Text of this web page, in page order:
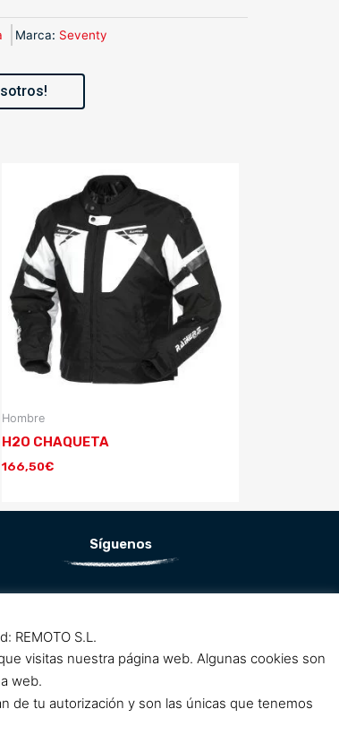
Marca: Seventy
Hombre
H2O CHAQUETA
166,50€
Síguenos
F
c
e
o
I
t
g
REMOTO S.L.
visitas nuestra página web. Algunas cookies son
web.
de tu autorización y son las únicas que tenemos